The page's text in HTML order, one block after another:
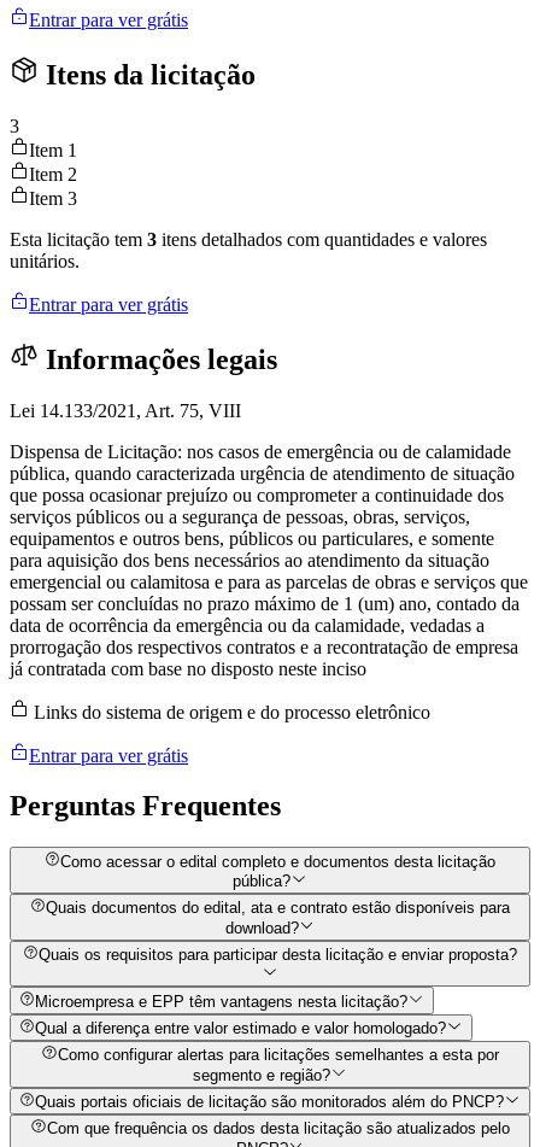
Entrar para ver grátis
Itens da licitação
3
Item 1
Item 2
Item 3
Esta licitação tem 3 itens detalhados com quantidades e valores
unitários.
Entrar para ver grátis
Informações legais
Lei 14.133/2021, Art. 75, VIII
Dispensa de Licitação: nos casos de emergência ou de calamidade
pública, quando caracterizada urgência de atendimento de situação
que possa ocasionar prejuízo ou comprometer a continuidade dos
serviços públicos ou a segurança de pessoas, obras, serviços,
equipamentos e outros bens, públicos ou particulares, e somente
para aquisição dos bens necessários ao atendimento da situação
emergencial ou calamitosa e para as parcelas de obras e serviços que
possam ser concluídas no prazo máximo de 1 (um) ano, contado da
data de ocorrência da emergência ou da calamidade, vedadas a
prorrogação dos respectivos contratos e a recontratação de empresa
já contratada com base no disposto neste inciso
Links do sistema de origem e do processo eletrônico
Entrar para ver grátis
Perguntas Frequentes
Como acessar o edital completo e documentos desta licitação
pública?
Quais documentos do edital, ata e contrato estão disponíveis para
download?
Quais os requisitos para participar desta licitação e enviar proposta?
Microempresa e EPP têm vantagens nesta licitação?
Qual a diferença entre valor estimado e valor homologado?
Como configurar alertas para licitações semelhantes a esta por
segmento e região?
Quais portais oficiais de licitação são monitorados além do PNCP?
Com que frequência os dados desta licitação são atualizados pelo